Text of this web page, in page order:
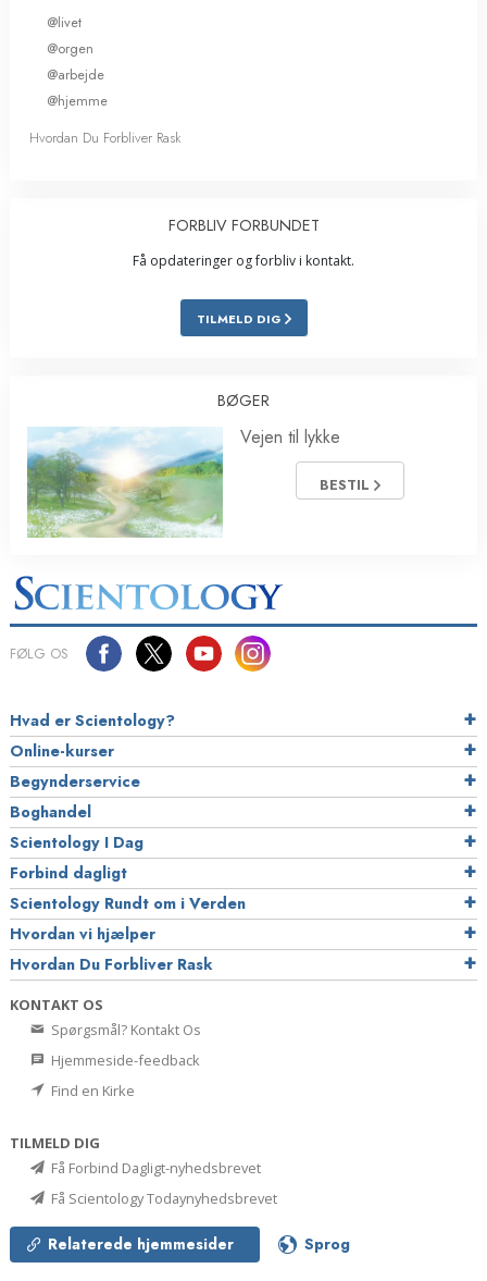
@livet
@orgen
@arbejde
@hjemme
Hvordan Du Forbliver Rask
FORBLIV FORBUNDET
Få opdateringer og forbliv i kontakt.
TILMELD DIG
BØGER
Vejen til lykke
BESTIL
FØLG OS
Hvad er Scientology?
Online-kurser
Begynderservice
Boghandel
Scientology I Dag
Forbind dagligt
Scientology Rundt om i Verden
Hvordan vi hjælper
Hvordan Du Forbliver Rask
KONTAKT OS
Spørgsmål? Kontakt Os
Hjemmeside-feedback
Find en Kirke
TILMELD DIG
Få Forbind Dagligt-nyhedsbrevet
Få Scientology Todaynyhedsbrevet
Relaterede hjemmesider Sprog